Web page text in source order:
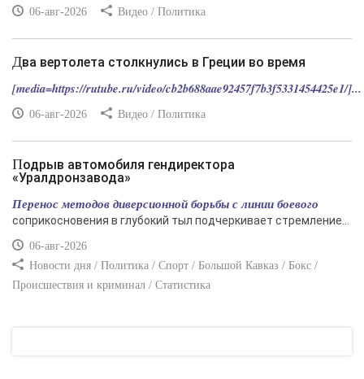
06-авг-2026 Видео / Политика
Два вертолета столкнулись в Греции во время
[media=https://rutube.ru/video/cb2b688aae92457f7b3f5331454425e1/]...
06-авг-2026 Видео / Политика
Подрыв автомобиля гендиректора
«Уралдронзавода»
Перенос методов диверсионной борьбы с линии боевого
соприкосновения в глубокий тыл подчеркивает стремление...
06-авг-2026
Новости дня / Политика / Спорт / Большой Кавказ / Бокс /
Происшествия и криминал / Статистика